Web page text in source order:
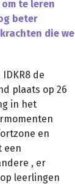
te leren
beter
die we
de
plaats op 26
in het
en
een
, er
leerlingen